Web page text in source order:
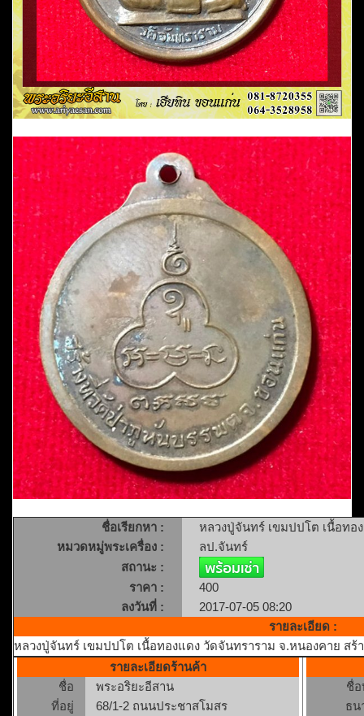
ชื่อเรียกหา :
หลวงปู่จันทร์ เขมปปโต เนื้อทอ
หมวดหมู่พระเครื่อง :
ลป.จันทร์
สถานะ :
ราคา :
400
ลงวันที่ :
2017-07-05 08:20
รายละเอียด :
หลวงปู่จันทร์ เขมปปโต เนื้อทองแดง วัดจันทราราม จ.หนองคาย ส
รายละเอียดร้านค้า
ชื่อ
พระอริยะอีสาน
ที่อยู่
68/1-2 ถนนประชาสโมสร
ชื่
ธน